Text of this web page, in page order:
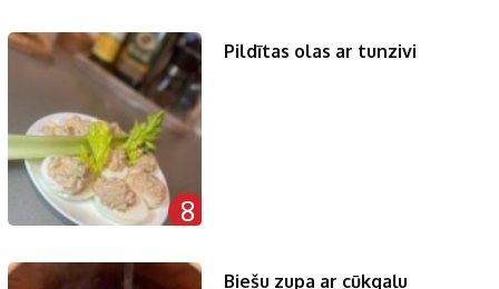
8
Pildītas olas ar tunzivi
Biešu zupa ar cūkgaļu